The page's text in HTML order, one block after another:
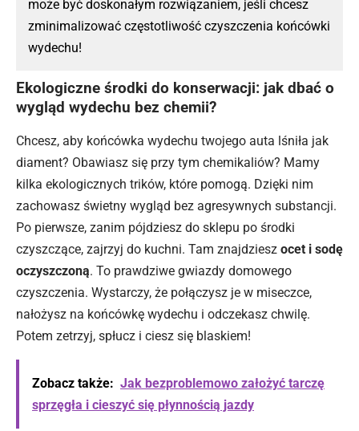
może być doskonałym rozwiązaniem, jeśli chcesz
zminimalizować częstotliwość czyszczenia końcówki
wydechu!
Ekologiczne środki do konserwacji: jak dbać o
wygląd wydechu bez chemii?
Chcesz, aby końcówka wydechu twojego auta lśniła jak
diament? Obawiasz się przy tym chemikaliów? Mamy
kilka ekologicznych trików, które pomogą. Dzięki nim
zachowasz świetny wygląd bez agresywnych substancji.
Po pierwsze, zanim pójdziesz do sklepu po środki
czyszczące, zajrzyj do kuchni. Tam znajdziesz ocet i sodę
oczyszczoną. To prawdziwe gwiazdy domowego
czyszczenia. Wystarczy, że połączysz je w miseczce,
nałożysz na końcówkę wydechu i odczekasz chwilę.
Potem zetrzyj, spłucz i ciesz się blaskiem!
Zobacz także: Jak bezproblemowo założyć tarczę
sprzęgła i cieszyć się płynnością jazdy